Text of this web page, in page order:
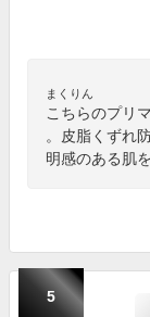
まくりん
こちらのプリ
。皮脂くずれ
明感のある肌
5